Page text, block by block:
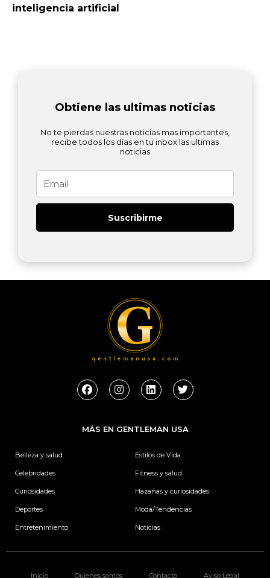
inteligencia artificial
Obtiene las ultimas noticias
No te pierdas nuestras noticias mas importantes,
recibe todos los días en tu inbox las ultimas
noticias
Suscribirme
F
a
c
b
o
I
n
s
a
g
L
i
n
e
d
n
T
w
i
t
e
MÁS EN GENTLEMAN USA
Belleza y salud
Celebridades
Curiosidades
Deportes
Entretenimiento
Estilos de Vida
Fitness y salud
Hazañas y curiosidades
Moda/Tendencias
Noticias
Inicio Quienes somos Contacto Aviso Legal